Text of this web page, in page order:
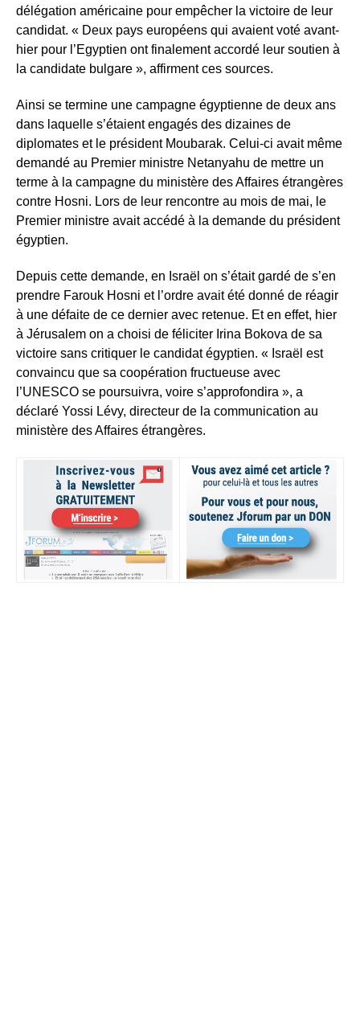
délégation américaine pour empêcher la victoire de leur
candidat. « Deux pays européens qui avaient voté avant-
hier pour l’Egyptien ont finalement accordé leur soutien à
la candidate bulgare », affirment ces sources.
Ainsi se termine une campagne égyptienne de deux ans
dans laquelle s’étaient engagés des dizaines de
diplomates et le président Moubarak. Celui-ci avait même
demandé au Premier ministre Netanyahu de mettre un
terme à la campagne du ministère des Affaires étrangères
contre Hosni. Lors de leur rencontre au mois de mai, le
Premier ministre avait accédé à la demande du président
égyptien.
Depuis cette demande, en Israël on s’était gardé de s’en
prendre Farouk Hosni et l’ordre avait été donné de réagir
à une défaite de ce dernier avec retenue. Et en effet, hier
à Jérusalem on a choisi de féliciter Irina Bokova de sa
victoire sans critiquer le candidat égyptien. « Israël est
convaincu que sa coopération fructueuse avec
l’UNESCO se poursuivra, voire s’approfondira », a
déclaré Yossi Lévy, directeur de la communication au
ministère des Affaires étrangères.